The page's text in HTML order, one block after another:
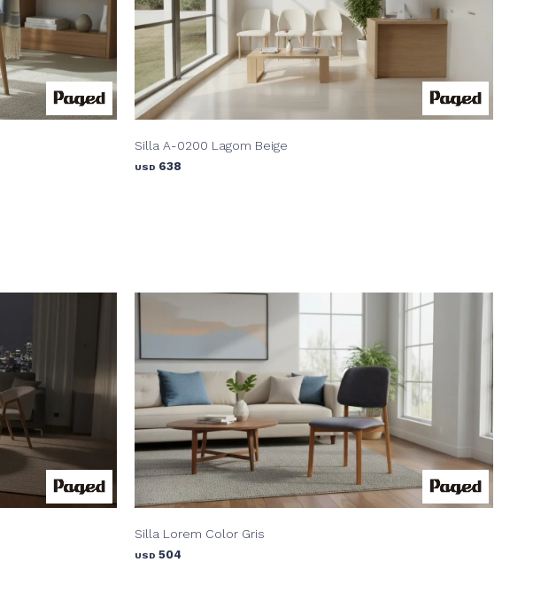
Silla A-0200 Lagom Beige
USD 638
Silla Lorem Color Gris
USD 504